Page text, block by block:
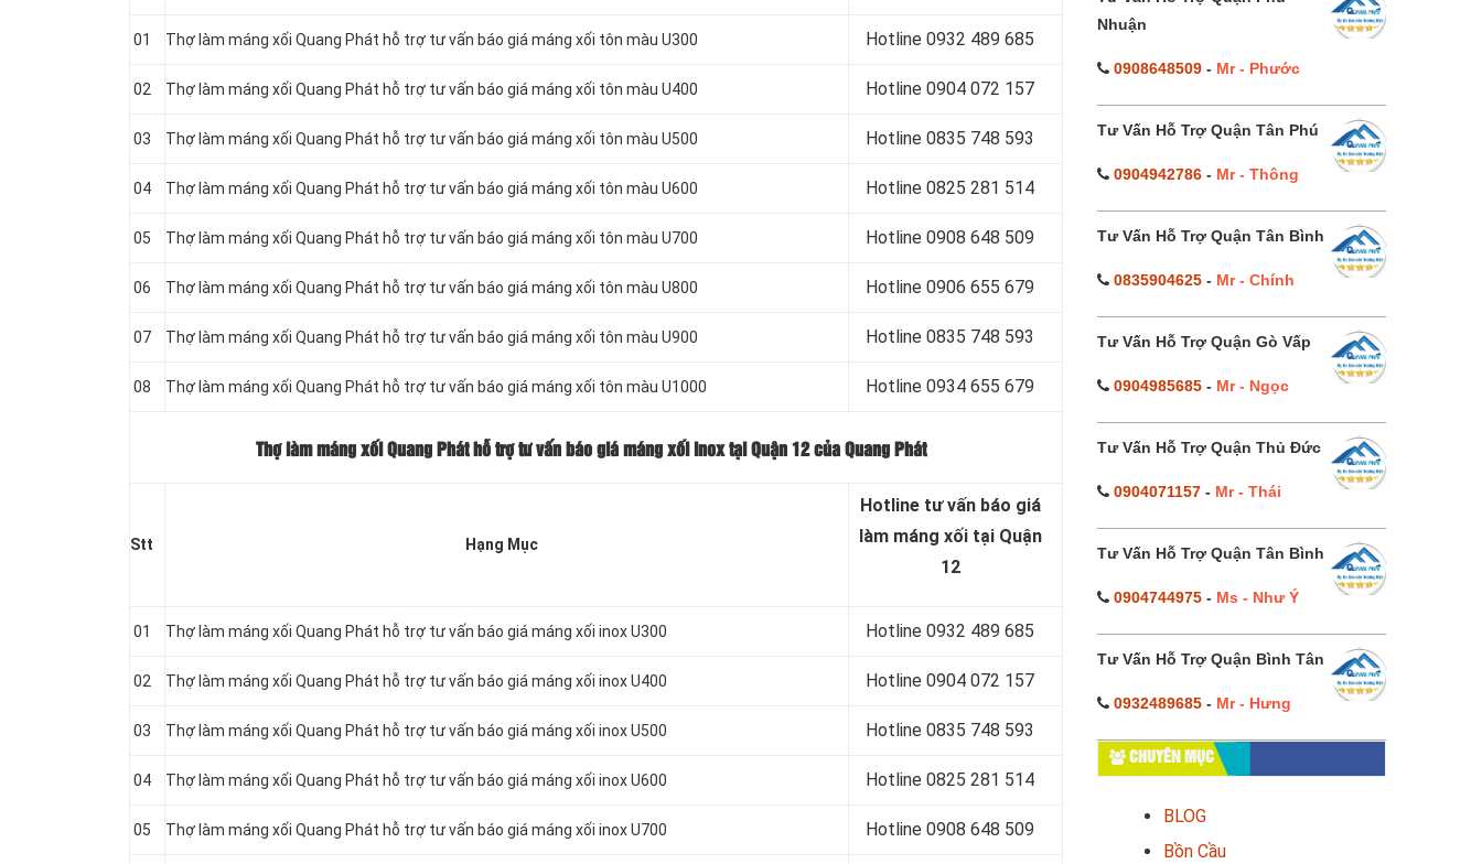
01 Thợ làm máng xối Quang Phát hỗ trợ tư vấn báo giá máng xối tôn màu U300 Hotline 0932 489 685
02 Thợ làm máng xối Quang Phát hỗ trợ tư vấn báo giá máng xối tôn màu U400 Hotline 0904 072 157
03 Thợ làm máng xối Quang Phát hỗ trợ tư vấn báo giá máng xối tôn màu U500 Hotline 0835 748 593
04 Thợ làm máng xối Quang Phát hỗ trợ tư vấn báo giá máng xối tôn màu U600 Hotline 0825 281 514
05 Thợ làm máng xối Quang Phát hỗ trợ tư vấn báo giá máng xối tôn màu U700 Hotline 0908 648 509
06 Thợ làm máng xối Quang Phát hỗ trợ tư vấn báo giá máng xối tôn màu U800 Hotline 0906 655 679
07 Thợ làm máng xối Quang Phát hỗ trợ tư vấn báo giá máng xối tôn màu U900 Hotline 0835 748 593
08 Thợ làm máng xối Quang Phát hỗ trợ tư vấn báo giá máng xối tôn màu U1000 Hotline 0934 655 679
Thợ làm máng xối Quang Phát hỗ trợ tư vấn báo giá máng xối inox tại Quận 12 của Quang Phát
Stt Hạng Mục
Hotline tư vấn báo giá
làm máng xối tại Quận
12
01 Thợ làm máng xối Quang Phát hỗ trợ tư vấn báo giá máng xối inox U300 Hotline 0932 489 685
02 Thợ làm máng xối Quang Phát hỗ trợ tư vấn báo giá máng xối inox U400 Hotline 0904 072 157
03 Thợ làm máng xối Quang Phát hỗ trợ tư vấn báo giá máng xối inox U500 Hotline 0835 748 593
04 Thợ làm máng xối Quang Phát hỗ trợ tư vấn báo giá máng xối inox U600 Hotline 0825 281 514
05 Thợ làm máng xối Quang Phát hỗ trợ tư vấn báo giá máng xối inox U700 Hotline 0908 648 509
Nhuận
0908648509- Mr - Phước
Tư Vấn Hỗ Trợ Quận Tân Phú
0904942786- Mr - Thông
Tư Vấn Hỗ Trợ Quận Tân Bình
0835904625- Mr - Chính
Tư Vấn Hỗ Trợ Quận Gò Vấp
0904985685- Mr - Ngọc
Tư Vấn Hỗ Trợ Quận Thủ Đức
0904071157- Mr - Thái
Tư Vấn Hỗ Trợ Quận Tân Bình
0904744975- Ms - Như Ý
Tư Vấn Hỗ Trợ Quận Bình Tân
0932489685- Mr - Hưng
CHUYÊN MỤC
BLOG
Bồn Cầu